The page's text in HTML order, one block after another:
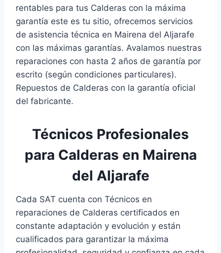
rentables para tus Calderas con la máxima
garantía este es tu sitio, ofrecemos servicios
de asistencia técnica en Mairena del Aljarafe
con las máximas garantías. Avalamos nuestras
reparaciones con hasta 2 años de garantía por
escrito (según condiciones particulares).
Repuestos de Calderas con la garantía oficial
del fabricante.
Técnicos Profesionales
para Calderas en Mairena
del Aljarafe
Cada SAT cuenta con Técnicos en
reparaciones de Calderas certificados en
constante adaptación y evolución y están
cualificados para garantizar la máxima